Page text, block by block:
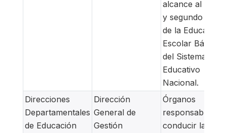
alcance al
y segundo ciclo
de la Educación
Escolar Básica
del Sistema
Educativo
Nacional.
Direcciones
Departamentales
de Educación
Dirección
General de
Gestión
Órganos
responsables de
conducir la